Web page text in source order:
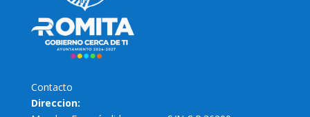
Contacto
Direccion: